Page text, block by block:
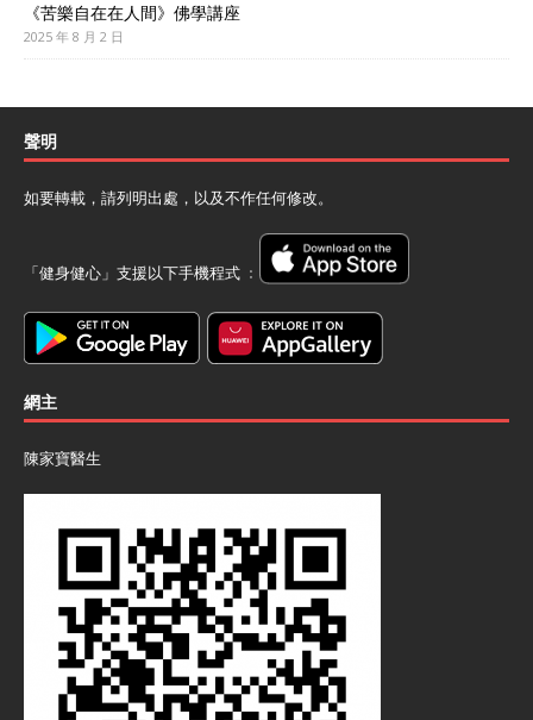
《苦樂自在在人間》佛學講座
2025 年 8 月 2 日
聲明
如要轉載，請列明出處，以及不作任何修改。
「健身健心」支援以下手機程式 ﹕
網主
陳家寶醫生